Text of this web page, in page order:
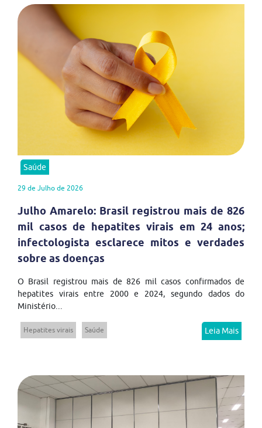
Saúde
29 de Julho de 2026
Julho Amarelo: Brasil registrou mais de 826
mil casos de hepatites virais em 24 anos;
infectologista esclarece mitos e verdades
sobre as doenças
O Brasil registrou mais de 826 mil casos confirmados de
hepatites virais entre 2000 e 2024, segundo dados do
Ministério...
Hepatites virais Saúde Leia Mais